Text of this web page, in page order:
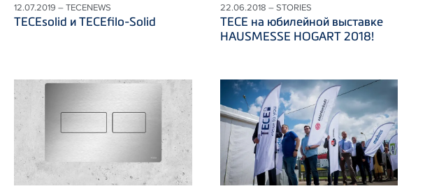
12.07.2019 – TECENEWS
TECEsolid и TECEfilo-Solid
22.06.2018 – STORIES
ТЕСЕ на юбилейной выставке
HAUSMESSE HOGART 2018!